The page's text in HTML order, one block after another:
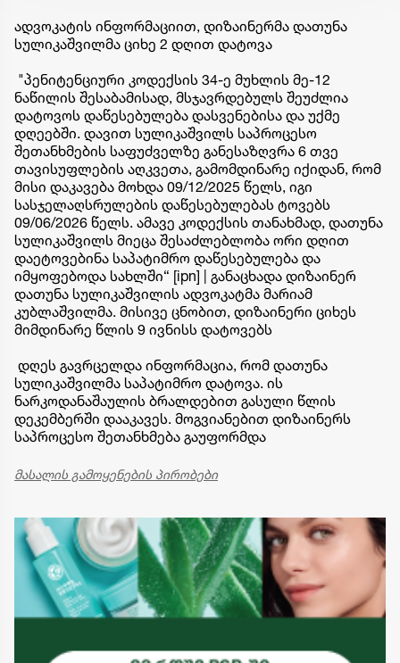
ადვოკატის ინფორმაციით, დიზაინერმა დათუნა
სულიკაშვილმა ციხე 2 დღით დატოვა
"პენიტენციური კოდექსის 34-ე მუხლის მე-12
ნაწილის შესაბამისად, მსჯავრდებულს შეუძლია
დატოვოს დაწესებულება დასვენებისა და უქმე
დღეებში. დავით სულიკაშვილს საპროცესო
შეთანხმების საფუძველზე განესაზღვრა 6 თვე
თავისუფლების აღკვეთა, გამომდინარე იქიდან, რომ
მისი დაკავება მოხდა 09/12/2025 წელს, იგი
სასჯელაღსრულების დაწესებულებას ტოვებს
09/06/2026 წელს. ამავე კოდექსის თანახმად, დათუნა
სულიკაშვილს მიეცა შესაძლებლობა ორი დღით
დაეტოვებინა საპატიმრო დაწესებულება და
იმყოფებოდა სახლში“ [ipn] | განაცხადა დიზაინერ
დათუნა სულიკაშვილის ადვოკატმა მარიამ
კუბლაშვილმა. მისივე ცნობით, დიზაინერი ციხეს
მიმდინარე წლის 9 ივნისს დატოვებს
დღეს გავრცელდა ინფორმაცია, რომ დათუნა
სულიკაშვილმა საპატიმრო დატოვა. ის
ნარკოდანაშაულის ბრალდებით გასული წლის
დეკემბერში დააკავეს. მოგვიანებით დიზაინერს
საპროცესო შეთანხმება გაუფორმდა
მასალის გამოყენების პირობები